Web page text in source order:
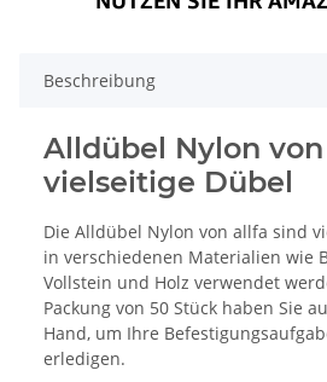
Beschreibung
Alldübel Nylon
vielseitige Dübel
Die Alldübel Nylon von allfa sind
in verschiedenen Materialien wie
Vollstein und Holz verwendet
Packung von 50 Stück haben Sie
Hand, um Ihre
erledigen.